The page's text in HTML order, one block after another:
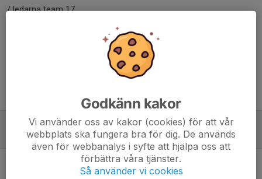
/ ledarna team 17
Tidigare nyheter
Säsongen är avslutad
15 mar, 15:40 0
Laget som krigar på!
26 nov 2025 0
Godkänn kakor
Vi använder oss av kakor (cookies) för att vår
webbplats ska fungera bra för dig. De används
även för webbanalys i syfte att hjälpa oss att
förbättra våra tjänster.
Så använder vi cookies